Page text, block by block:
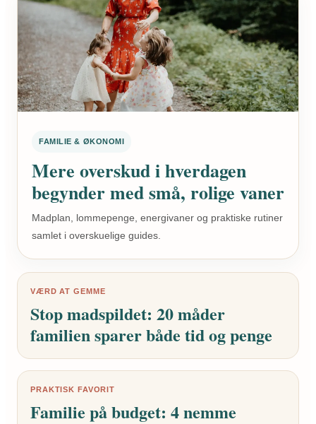
FAMILIE & ØKONOMI
Mere overskud i hverdagen
begynder med små, rolige vaner
Madplan, lommepenge, energivaner og praktiske rutiner
samlet i overskuelige guides.
VÆRD AT GEMME
Stop madspildet: 20 måder
familien sparer både tid og penge
PRAKTISK FAVORIT
Familie på budget: 4 nemme